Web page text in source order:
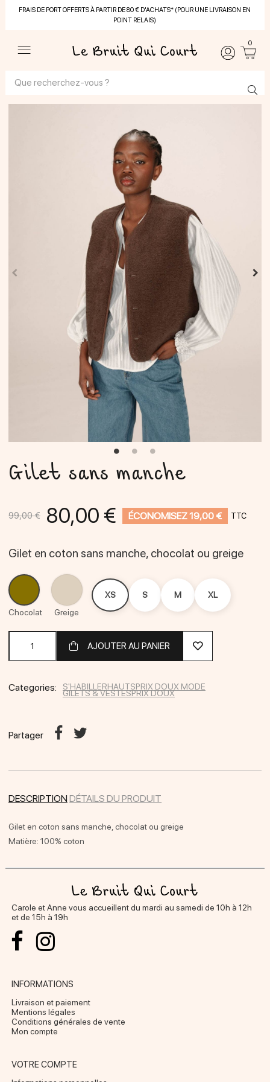
FRAIS DE PORT OFFERTS À PARTIR DE 80 € D'ACHATS* (POUR UNE LIVRAISON EN
POINT RELAIS)
0
Gilet sans manche
99,00 € 80,00 € ÉCONOMISEZ 19,00 € TTC
Gilet en coton sans manche, chocolat ou greige
Chocolat
Chocolat
Greige
Greige
XS S M XL
AJOUTER AU PANIER
Categories: S'HABILLERHAUTSPRIX DOUX MODE
GILETS & VESTESPRIX DOUX
Partager
DESCRIPTION DÉTAILS DU PRODUIT
Gilet en coton sans manche, chocolat ou greige
Matière: 100% coton
Carole et Anne vous accueillent du mardi au samedi de 10h à 12h
et de 15h à 19h
INFORMATIONS
Livraison et paiement
Mentions légales
Conditions générales de vente
Mon compte
VOTRE COMPTE